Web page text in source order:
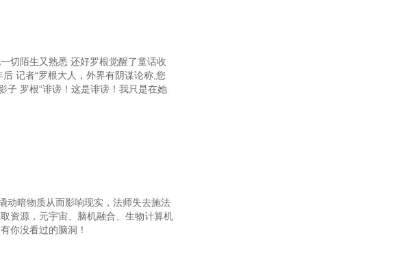
第72章 家庭（九）
第75章 家庭（十二）
第90章 爱（完）
第93章 《诸天穿越之小红帽》
切陌生又熟悉 还好罗根觉醒了童话收
记者“罗根大人，外界有阴谋论称,您
子 罗根“诽谤！这是诽谤！我只是在她
动暗物质从而影响现实，法师失去施法
资源，元宇宙、脑机融合、生物计算机
你没看过的脑洞！